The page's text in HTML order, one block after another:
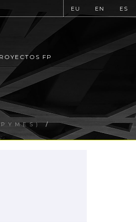
EU EN ES
FP
/